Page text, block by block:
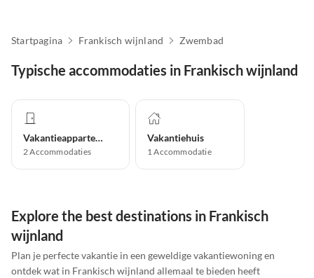
Startpagina Frankisch wijnland Zwembad
Typische accommodaties in Frankisch wijnland
Vakantieappartement
2Accommodaties
Vakantiehuis
1Accommodatie
Explore the best destinations in Frankisch
wijnland
Plan je perfecte vakantie in een geweldige vakantiewoning en
ontdek wat in Frankisch wijnland allemaal te bieden heeft